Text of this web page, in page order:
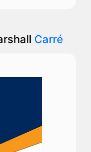
Carré